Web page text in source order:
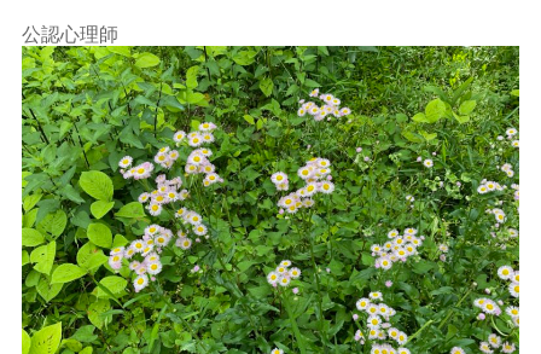
公認心理師